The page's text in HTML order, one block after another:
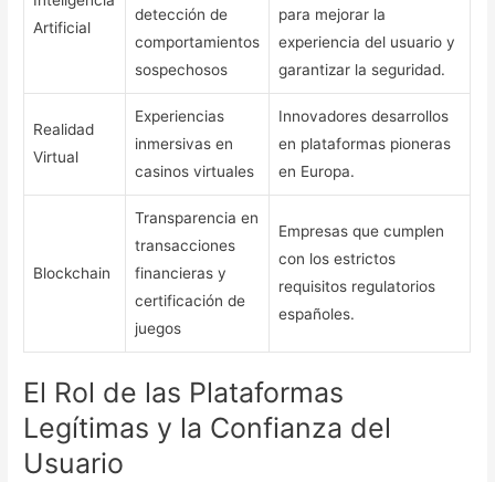
Artificial
detección de
comportamientos
sospechosos
para mejorar la
experiencia del usuario y
garantizar la seguridad.
Realidad
Virtual
Experiencias
inmersivas en
casinos virtuales
Innovadores desarrollos
en plataformas pioneras
en Europa.
Blockchain
Transparencia en
transacciones
financieras y
certificación de
juegos
Empresas que cumplen
con los estrictos
requisitos regulatorios
españoles.
El Rol de las Plataformas
Legítimas y la Confianza del
Usuario